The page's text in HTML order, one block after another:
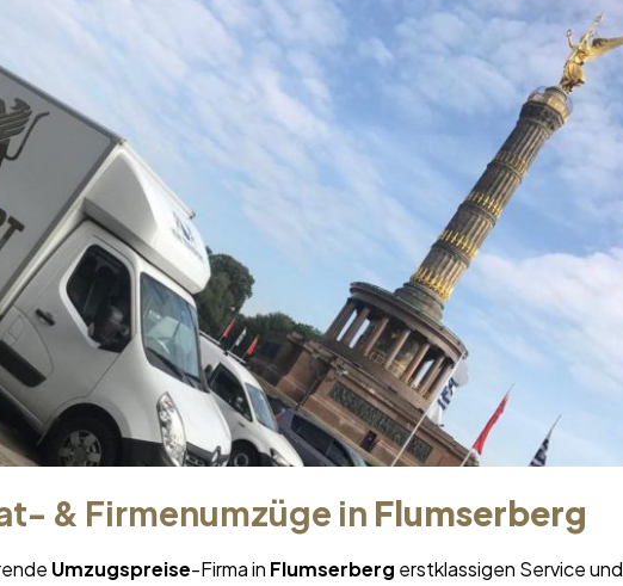
& Firmenumzüge in Flumserberg
Umzugspreise-Firma in Flumserberg erstklassigen Service und